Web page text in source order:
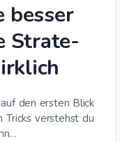
bes­ser
Stra­te­
den ers­ten Blick
Tricks ver­stehst du